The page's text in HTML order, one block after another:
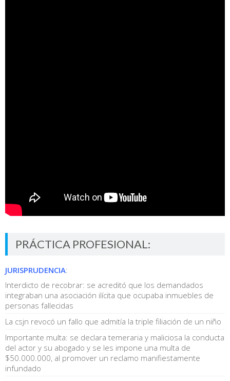
PRÁCTICA PROFESIONAL:
JURISPRUDENCIA:
Interdicto de recobrar: se acreditó que los demandados
integraban una asociación ilícita que ocupaba inmuebles de
personas fallecidas
La csjn revocó un fallo que admitía la triple filiación de un niño
Importante multa: se declara temeraria y maliciosa la conducta
del actor y su abogado y se les impone una multa de
$50.000.000, al promover un reclamo manifiestamente
infundado